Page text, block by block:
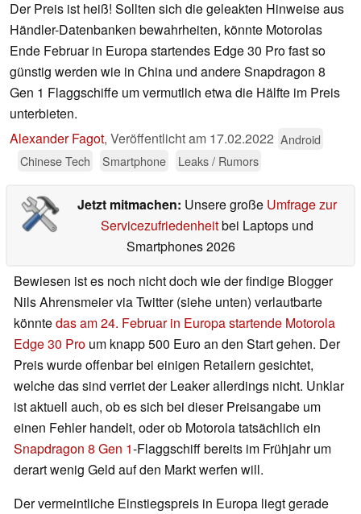
Der Preis ist heiß! Sollten sich die geleakten Hinweise aus
Händler-Datenbanken bewahrheiten, könnte Motorolas
Ende Februar in Europa startendes Edge 30 Pro fast so
günstig werden wie in China und andere Snapdragon 8
Gen 1 Flaggschiffe um vermutlich etwa die Hälfte im Preis
unterbieten.
Alexander Fagot, Veröffentlicht am 17.02.2022 Android
Chinese Tech
Smartphone Leaks / Rumors
Jetzt mitmachen: Unsere große Umfrage zur
Servicezufriedenheitbei Laptops und
Smartphones 2026
Bewiesen ist es noch nicht doch wie der findige Blogger
Nils Ahrensmeier via Twitter (siehe unten) verlautbarte
könntedas am 24. Februar in Europa startende Motorola
Edge 30 Pro um knapp 500 Euro an den Start gehen. Der
Preis wurde offenbar bei einigen Retailern gesichtet,
welche das sind verriet der Leaker allerdings nicht. Unklar
ist aktuell auch, ob es sich bei dieser Preisangabe um
einen Fehler handelt, oder ob Motorola tatsächlich ein
Snapdragon 8 Gen 1-Flaggschiff bereits im Frühjahr um
derart wenig Geld auf den Markt werfen will.
Der vermeintliche Einstiegspreis in Europa liegt gerade